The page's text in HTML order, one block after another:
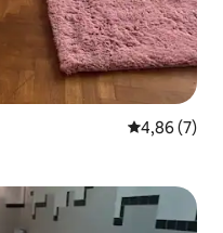
4,86 de uma
4,86 (7)